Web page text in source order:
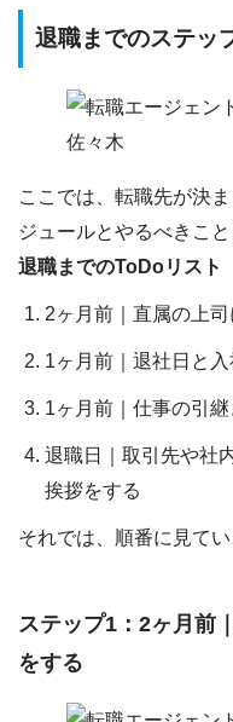
退職までのステッ
佐々木
ここでは、転職先が決ま
ジュールとやるべきこと
退職までのToDoリスト
2ヶ月前｜直属の上
1ヶ月前｜退社日と
1ヶ月前｜仕事の引
退職日｜取引先や社
挨拶をする
それでは、順番に見てい
ステップ1：2ヶ月前
をする